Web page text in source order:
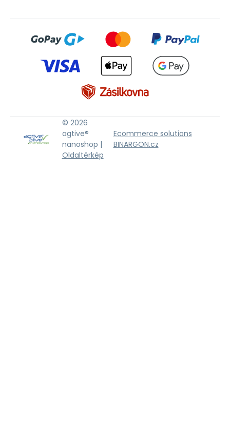
© 2026
agtive®
nanoshop |
Oldaltérkép
Ecommerce solutions
BINARGON.cz